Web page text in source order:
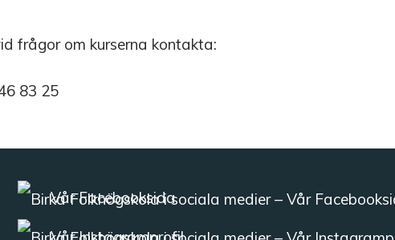
frågor om kurserna kontakta:
83 25
Vår Facebooksida